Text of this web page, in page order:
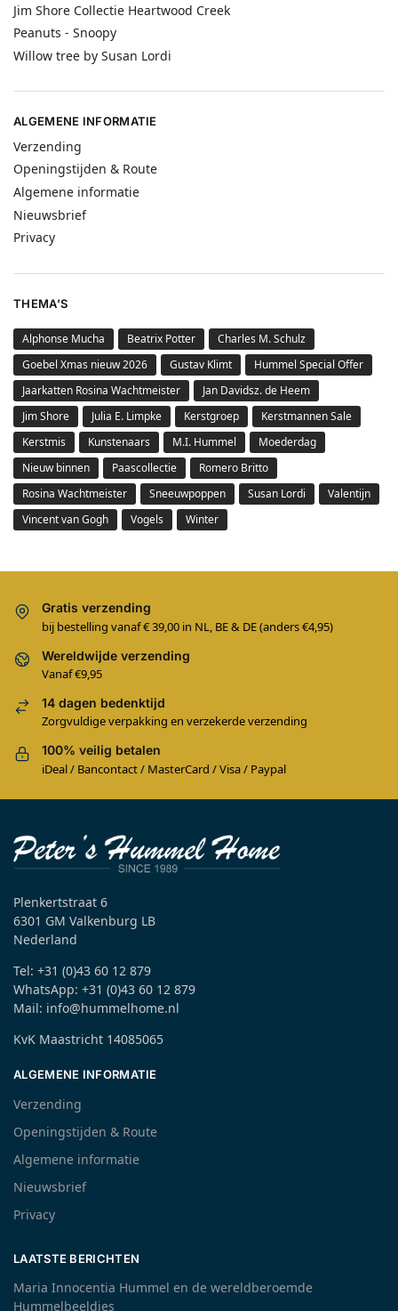
Jim Shore Collectie Heartwood Creek
Peanuts - Snoopy
Willow tree by Susan Lordi
ALGEMENE INFORMATIE
Verzending
Openingstijden & Route
Algemene informatie
Nieuwsbrief
Privacy
THEMA’S
Alphonse Mucha Beatrix Potter
Charles M. Schulz
Goebel Xmas nieuw 2026
Gustav Klimt
Hummel Special Offer
Jaarkatten Rosina Wachtmeister
Jan Davidsz. de Heem
Jim Shore
Julia E. Limpke Kerstgroep
Kerstmannen Sale
Kerstmis
Kunstenaars M.I. Hummel
Moederdag
Nieuw binnen
Paascollectie
Romero Britto
Rosina Wachtmeister
Sneeuwpoppen Susan Lordi
Valentijn
Vincent van Gogh
Vogels Winter
Gratis verzending
bij bestelling vanaf € 39,00 in NL, BE & DE (anders €4,95)
Wereldwijde verzending
Vanaf €9,95
14 dagen bedenktijd
Zorgvuldige verpakking en verzekerde verzending
100% veilig betalen
iDeal / Bancontact / MasterCard / Visa / Paypal
Plenkertstraat 6
6301 GM Valkenburg LB
Nederland
Tel: +31 (0)43 60 12 879
WhatsApp: +31 (0)43 60 12 879
Mail: info@hummelhome.nl
KvK Maastricht 14085065
ALGEMENE INFORMATIE
Verzending
Openingstijden & Route
Algemene informatie
Nieuwsbrief
Privacy
LAATSTE BERICHTEN
Maria Innocentia Hummel en de wereldberoemde
Hummelbeeldjes